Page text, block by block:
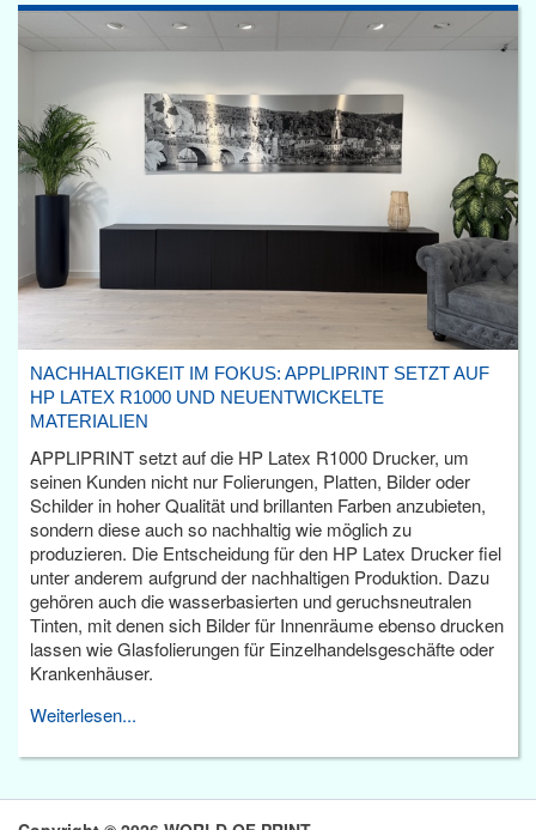
NACHHALTIGKEIT IM FOKUS: APPLIPRINT SETZT AUF
HP LATEX R1000 UND NEUENTWICKELTE
MATERIALIEN
APPLIPRINT setzt auf die HP Latex R1000 Drucker, um
seinen Kunden nicht nur Folierungen, Platten, Bilder oder
Schilder in hoher Qualität und brillanten Farben anzubieten,
sondern diese auch so nachhaltig wie möglich zu
produzieren. Die Entscheidung für den HP Latex Drucker fiel
unter anderem aufgrund der nachhaltigen Produktion. Dazu
gehören auch die wasserbasierten und geruchsneutralen
Tinten, mit denen sich Bilder für Innenräume ebenso drucken
lassen wie Glasfolierungen für Einzelhandelsgeschäfte oder
Krankenhäuser.
Weiterlesen...